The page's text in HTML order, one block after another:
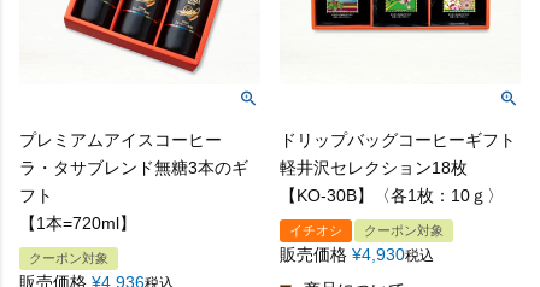
プレミアムアイスコーヒー
ラ・タサブレンド無糖3本のギ
フト
【1本=720ml】
クーポン対象
販売価格 ¥4,936税込
ドリップバッグコーヒーギフト
軽井沢セレクション18枚
【KO-30B】〈各1枚：10ｇ〉
イチオシ クーポン対象
販売価格 ¥4,930税込